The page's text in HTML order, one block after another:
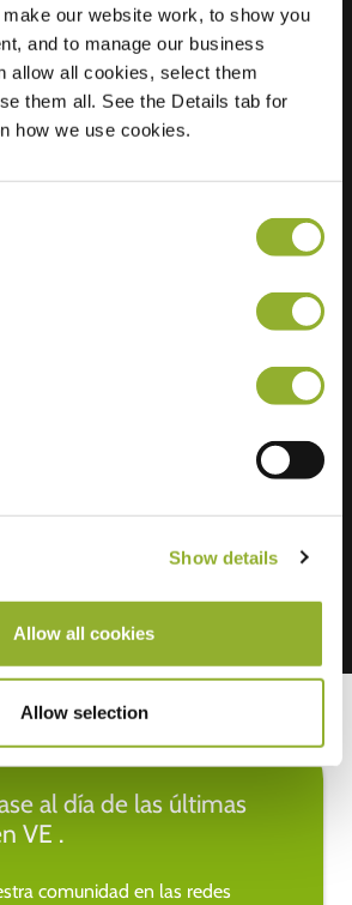
our website work, to show you
and to manage our business
allow all cookies, select them
them all. See the Details tab for
how we use cookies.
Show details
Allow all cookies
Allow selection
jack Cornwell street
(Dersingham
Avenue)
E12 5QH Londres
adicional
al día de las últimas
VE .
comunidad en las redes